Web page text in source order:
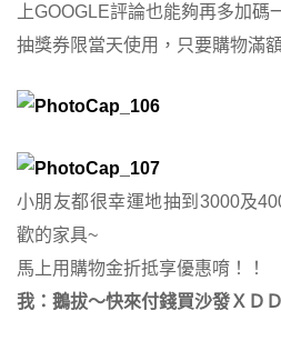
上GOOGLE評論也能夠再多加碼
抽獎券限當天使用，只要購物滿
小朋友都很幸運地抽到3000及
歡的家具~
馬上用購物金折抵享優惠唷！！
我：鵝拔～快來付錢買沙發ＸＤ